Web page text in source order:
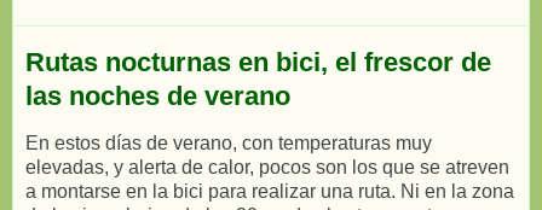
Rutas nocturnas en bici, el frescor de
las noches de verano
En estos días de verano, con temperaturas muy
elevadas, y alerta de calor, pocos son los que se atreven
a montarse en la bici para realizar una ruta. Ni en la zona